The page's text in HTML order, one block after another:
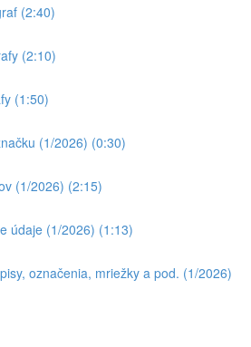
(2:40)
(2:10)
(1:50)
(1/2026) (0:30)
(1/2026) (2:15)
údaje (1/2026) (1:13)
označenia, mriežky a pod. (1/2026)